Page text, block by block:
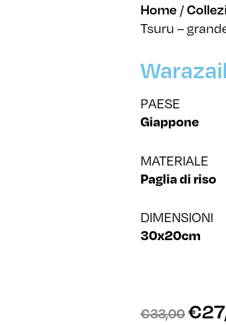
Home /
Tsuru –
PAESE
Giappone
MATERIALE
Paglia di riso
DIMENSIONI
30x20cm
€33,00€